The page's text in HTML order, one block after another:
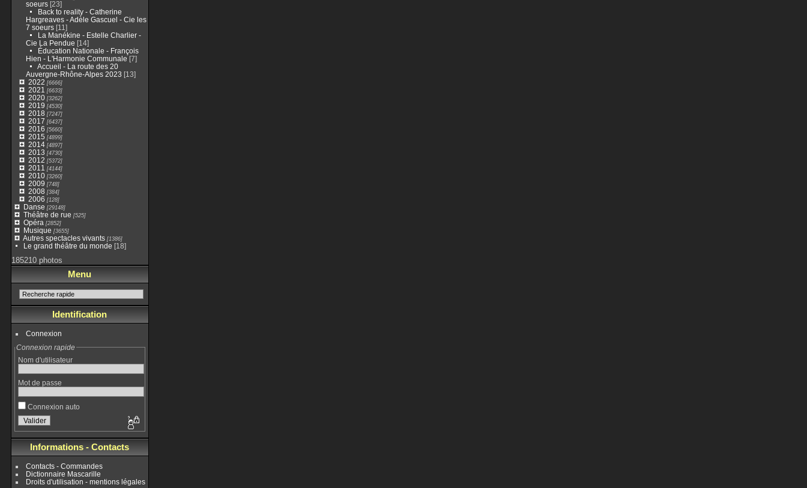
soeurs[23]
Back to reality - Catherine
Hargreaves - Adèle Gascuel - Cie les
7 soeurs[11]
La Manékine - Estelle Charlier -
Cie La Pendue [14]
Éducation Nationale - François
Hien - L'Harmonie Communale [7]
Accueil - La route des 20
Auvergne-Rhône-Alpes 2023 [13]
2022 [6666]
2021 [6633]
2020[3262]
2019 [4530]
2018 [7247]
2017 [6437]
2016 [5660]
2015 [4899]
2014[4897]
2013 [4730]
2012 [5372]
2011 [4144]
2010[3260]
2009 [748]
2008 [384]
2006 [128]
Danse [29148]
Théâtre de rue [525]
Opéra [2852]
Musique [3655]
Autres spectacles vivants[1386]
Le grand théâtre du monde [18]
185210 photos
Menu
Identification
Connexion
Connexion rapide
Nom d'utilisateur
Mot de passe
Connexion auto
Informations - Contacts
Contacts - Commandes
Dictionnaire Mascarille
Droits d'utilisation - mentions légales